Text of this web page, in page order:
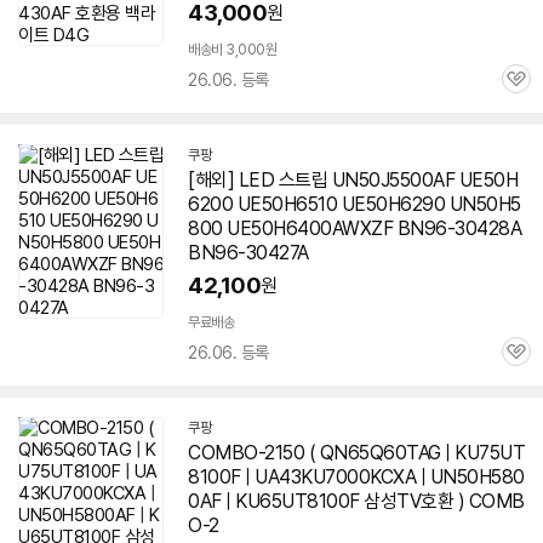
43,000원
배송비 3,000원
26.06. 등록
관
쿠팡
[해외] LED 스트립 UN50J5500AF UE50H
6200 UE50H6510 UE50H6290 UN50H5
800 UE50H6400AWXZF BN96-30428A
BN96-30427A
42,100원
무료배송
26.06. 등록
관
쿠팡
COMBO-2150 ( QN65Q60TAG | KU75UT
8100F | UA43KU7000KCXA | UN50H580
0AF| KU65UT8100F 삼성TV호환 ) COMB
O-2